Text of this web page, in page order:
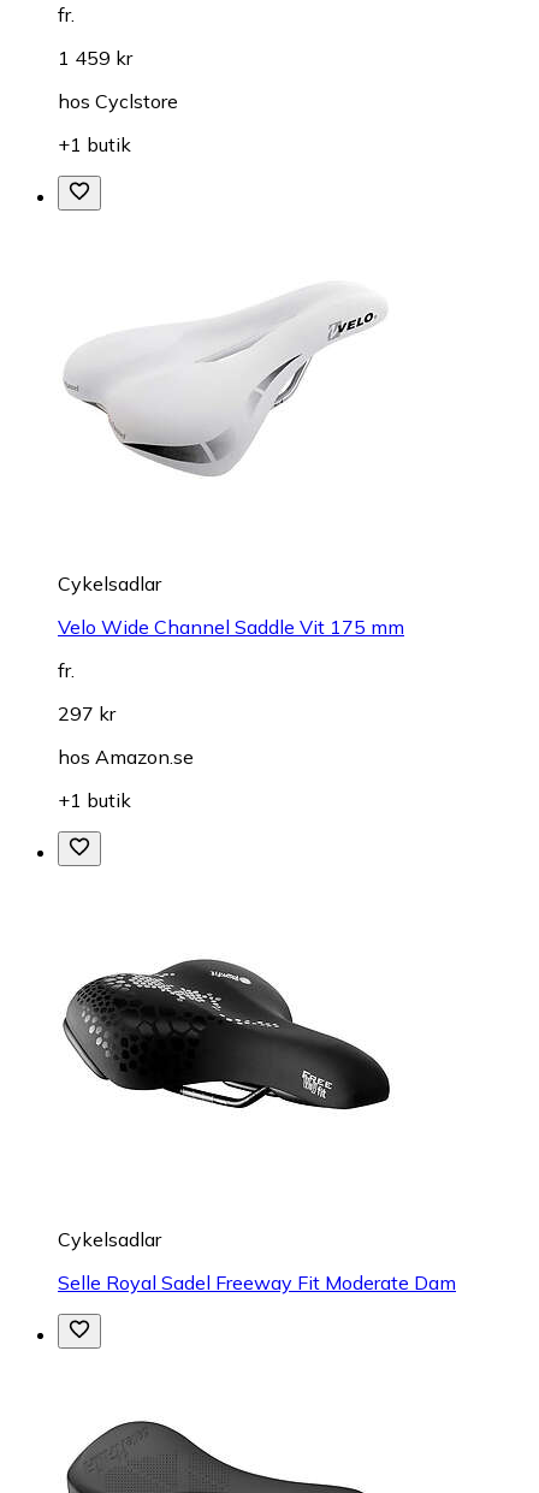
fr.
1 459 kr
hos Cyclstore
+1 butik
Cykelsadlar
Velo Wide Channel Saddle Vit 175 mm
fr.
297 kr
hos Amazon.se
+1 butik
Cykelsadlar
Selle Royal Sadel Freeway Fit Moderate Dam